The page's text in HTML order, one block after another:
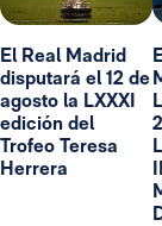
El Real Madrid
disputará el 12 de
agosto la LXXXI
edición del
Trofeo Teresa
Herrera